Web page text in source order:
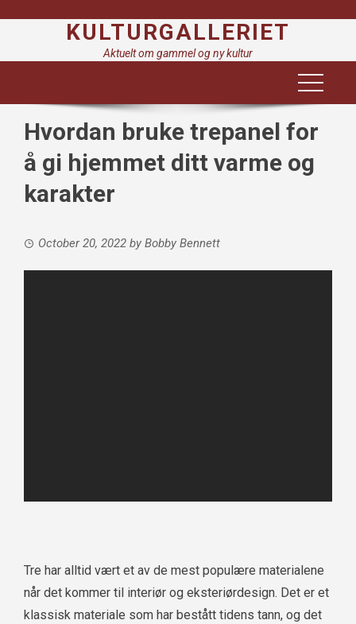
KULTURGALLERIET
Aktuelt om gammel og ny kultur
Hvordan bruke trepanel for
å gi hjemmet ditt varme og
karakter
October 20, 2022 by Bobby Bennett
Tre har alltid vært et av de mest populære materialene
når det kommer til interiør og eksteriørdesign. Det er et
klassisk materiale som har bestått tidens tann, og det